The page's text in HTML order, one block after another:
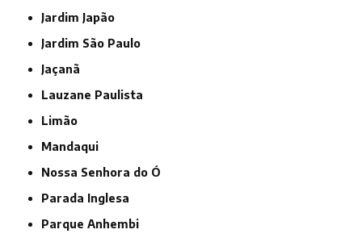
Jardim Japão
Jardim São Paulo
Jaçanã
Lauzane Paulista
Limão
Mandaqui
Nossa Senhora do Ó
Parada Inglesa
Parque Anhembi